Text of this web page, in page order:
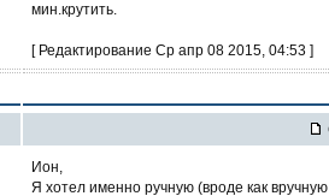
мин.крутить.
[ Редактирование Ср апр 08 2015, 04:53 ]
Ион,
Я хотел именно ручную (вроде как